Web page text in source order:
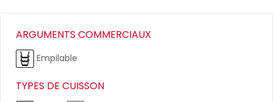
ARGUMENTS COMMERCIAUX
Empilable
TYPES DE CUISSON